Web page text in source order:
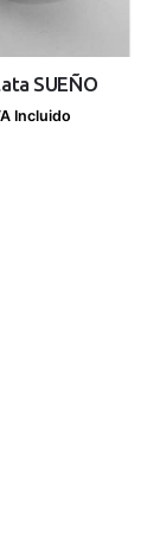
SUEÑO
Incluido